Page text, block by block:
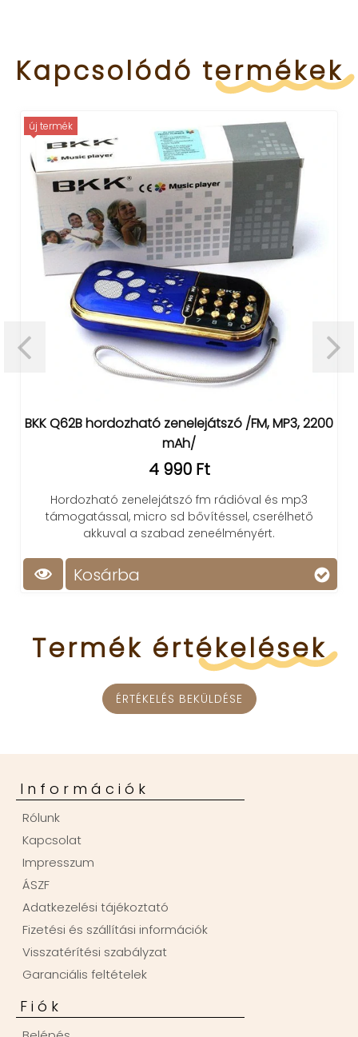
Kapcsolódó termékek
új termék
BKK Q62B hordozható zenelejátszó /FM, MP3, 2200
mAh/
4 990 Ft
Hordozható zenelejátszó fm rádióval és mp3
támogatással, micro sd bővítéssel, cserélhető
akkuval a szabad zeneélményért.
Kosárba
Termék értékelések
ÉRTÉKELÉS BEKÜLDÉSE
Információk
Rólunk
Kapcsolat
Impresszum
ÁSZF
Adatkezelési tájékoztató
Fizetési és szállítási információk
Visszatérítési szabályzat
Garanciális feltételek
Fiók